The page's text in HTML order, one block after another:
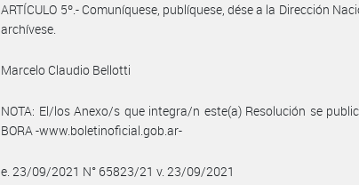
ARTÍCULO 5º.- Comuníquese, publíquese, dése a la Dirección
archívese.
Marcelo Claudio Bellotti
NOTA: El/los Anexo/s que integra/n este(a) Resolución se
BORA -www.boletinoficial.gob.ar-
e. 23/09/2021 N° 65823/21 v. 23/09/2021